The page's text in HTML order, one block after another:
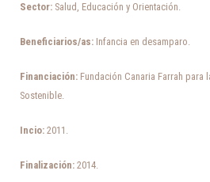
Sector: Salud, Educación y Orientación.
Beneficiarios/as: Infancia en desamparo.
Financiación: Fundación Canaria Farrah
Sostenible.
Incio: 2011.
Finalización: 2014.